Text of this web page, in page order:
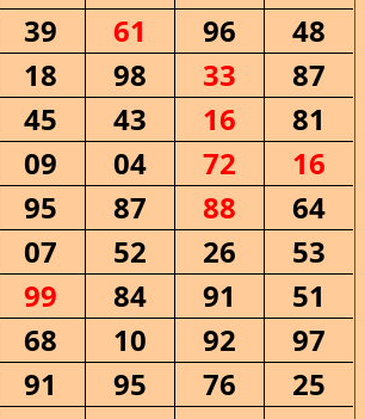
39 61 96
48
18 98 33
87
45 43 16
81
09 04 72
16
95 87 88
64
07 52 26
53
99 84 91
51
68 10 92
97
91 95 76
25